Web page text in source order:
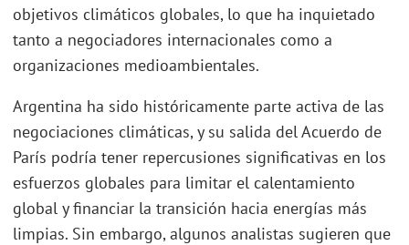
objetivos climáticos globales, lo que ha inquietado
tanto a negociadores internacionales como a
organizaciones medioambientales.
Argentina ha sido históricamente parte activa de las
negociaciones climáticas, y su salida del Acuerdo de
París podría tener repercusiones significativas en los
esfuerzos globales para limitar el calentamiento
global y financiar la transición hacia energías más
limpias. Sin embargo, algunos analistas sugieren que